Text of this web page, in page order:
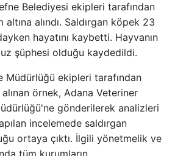
Belediyesi ekipleri tarafından
alındı. Saldırgan köpek 23
hayatını kaybetti. Hayvanın
şüphesi olduğu kaydedildi.
Müdürlüğü ekipleri tarafından
örnek, Adana Veteriner
gönderilerek analizleri
incelemede saldırgan
ortaya çıktı. İlgili yönetmelik ve
tüm kurumların